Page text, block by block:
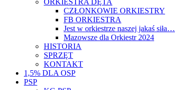
ORKIESTRA DĘTA
CZŁONKOWIE ORKIESTRY
FB ORKIESTRA
Jest w orkiestrze naszej jakaś siła…
Mazowsze dla Orkiestr 2024
HISTORIA
SPRZĘT
KONTAKT
1,5% DLA OSP
PSP